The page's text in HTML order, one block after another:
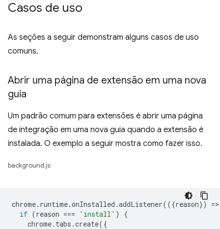
Casos de uso
As seções a seguir demonstram alguns casos de uso
comuns.
Abrir uma página de extensão em uma nova
guia
Um padrão comum para extensões é abrir uma página
de integração em uma nova guia quando a extensão é
instalada. O exemplo a seguir mostra como fazer isso.
background.js:
chrome. runtime.onInstalled .addListener(({reason}) =>
if (reason === 'install' )
{
chrome. tabs .create({